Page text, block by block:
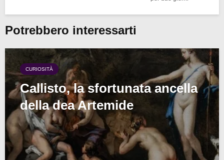
Potrebbero interessarti
CURIOSITÀ
Callisto, la sfortunata ancella
della dea Artemide